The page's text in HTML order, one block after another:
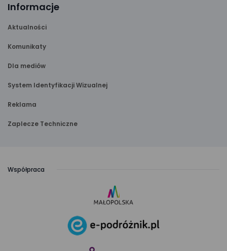
Informacje
Aktualności
Komunikaty
Dla mediów
System Identyfikacji Wizualnej
Reklama
Zaplecze Techniczne
Współpraca
w nowejlink
otwiera